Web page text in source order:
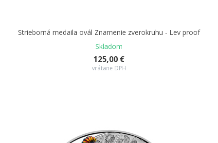
Strieborná medaila ovál Znamenie zverokruhu - Lev proof
Skladom
125,00 €
vrátane DPH